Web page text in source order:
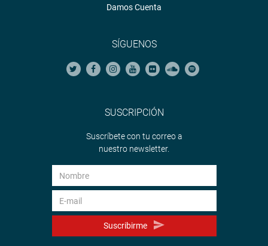
Damos Cuenta
SÍGUENOS
SUSCRIPCIÓN
Suscríbete con tu correo a
nuestro newsletter.
Suscribirme